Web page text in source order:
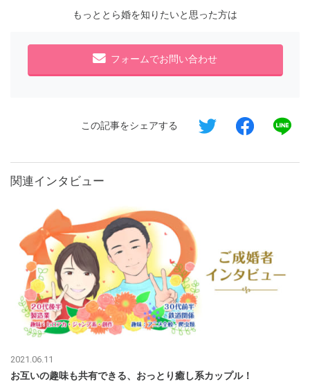
もっととら婚を知りたいと思った方は
フォームでお問い合わせ
この記事をシェアする
関連インタビュー
2021.06.11
お互いの趣味も共有できる、おっとり癒し系カップル！